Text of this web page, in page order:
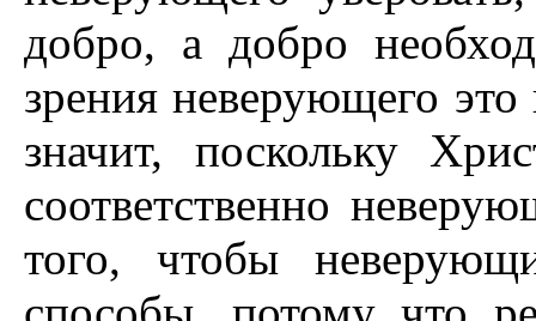
добро, а добро
зрения неверующего
значит, поскольку
соответственно
того, чтобы